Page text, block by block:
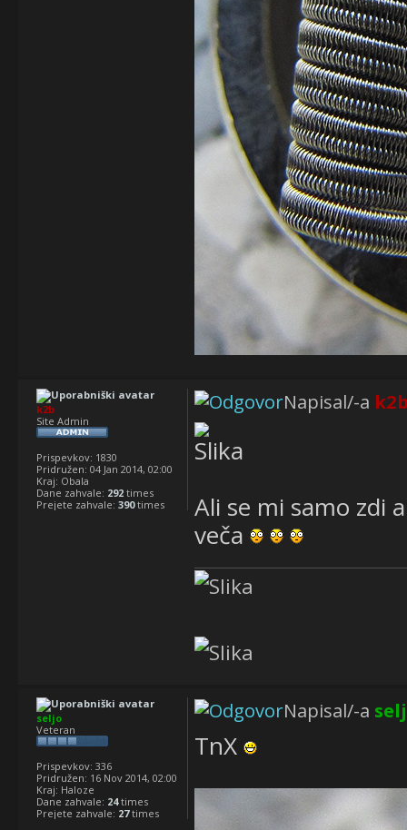
Napisal/-a
Ali se mi samo zdi
veča
k2b
Site Admin
Prispevkov: 1830
Pridružen: 04 Jan 2014, 02:00
Kraj: Obala
Dane zahvale: 292 times
Prejete zahvale: 390times
Napisal/-a
TnX
seljo
Veteran
Prispevkov: 336
Pridružen: 16 Nov 2014, 02:00
Kraj: Haloze
Dane zahvale: 24times
Prejete zahvale: 27times